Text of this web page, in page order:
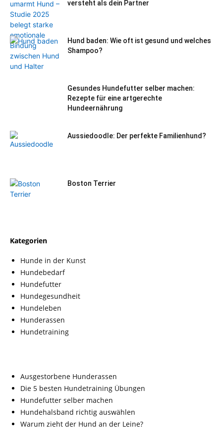
versteht als dein Partner
Hund baden: Wie oft ist gesund und welches
Shampoo?
Gesundes Hundefutter selber machen:
Rezepte für eine artgerechte
Hundeernährung
Aussiedoodle: Der perfekte Familienhund?
Boston Terrier
Kategorien
Hunde in der Kunst
Hundebedarf
Hundefutter
Hundegesundheit
Hundeleben
Hunderassen
Hundetraining
Ausgestorbene Hunderassen
Die 5 besten Hundetraining Übungen
Hundefutter selber machen
Hundehalsband richtig auswählen
Warum zieht der Hund an der Leine?